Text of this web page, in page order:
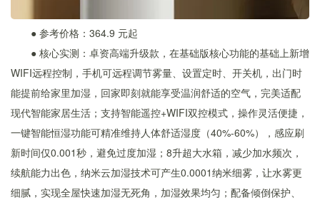
● 参考价格：364.9 元起
● 核心实测：卓资高端升级款，在基础版核心功能的基础上新增
WIFI远程控制，手机可远程调节雾量、设置定时、开关机，出门时
能提前给家里加湿，回家即刻就能享受温润舒适的空气，完美适配
现代智能家居生活；支持智能遥控+WIFI双控模式，操作灵活便捷，
一键智能恒湿功能可精准维持人体舒适湿度（40%-60%），感应刷
新时间仅0.001秒，避免过度加湿；8升超大水箱，减少加水频次，
续航能力出色，纳米云加湿技术可产生0.0001纳米细雾，让水雾更
细腻，实现全屋快速加湿无死角，加湿效果均匀；配备倾倒保护、